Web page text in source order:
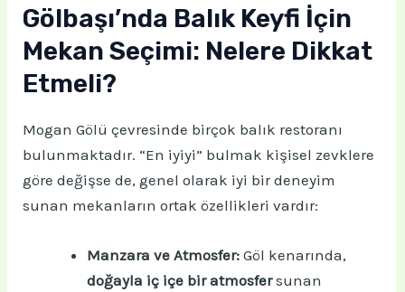
Gölbaşı’nda Balık Keyfi İçin
Mekan Seçimi: Nelere Dikkat
Etmeli?
Mogan Gölü çevresinde birçok balık restoranı
bulunmaktadır. “En iyiyi” bulmak kişisel zevklere
göre değişse de, genel olarak iyi bir deneyim
sunan mekanların ortak özellikleri vardır:
Manzara ve Atmosfer: Göl kenarında,
doğayla iç içe bir atmosfersunan